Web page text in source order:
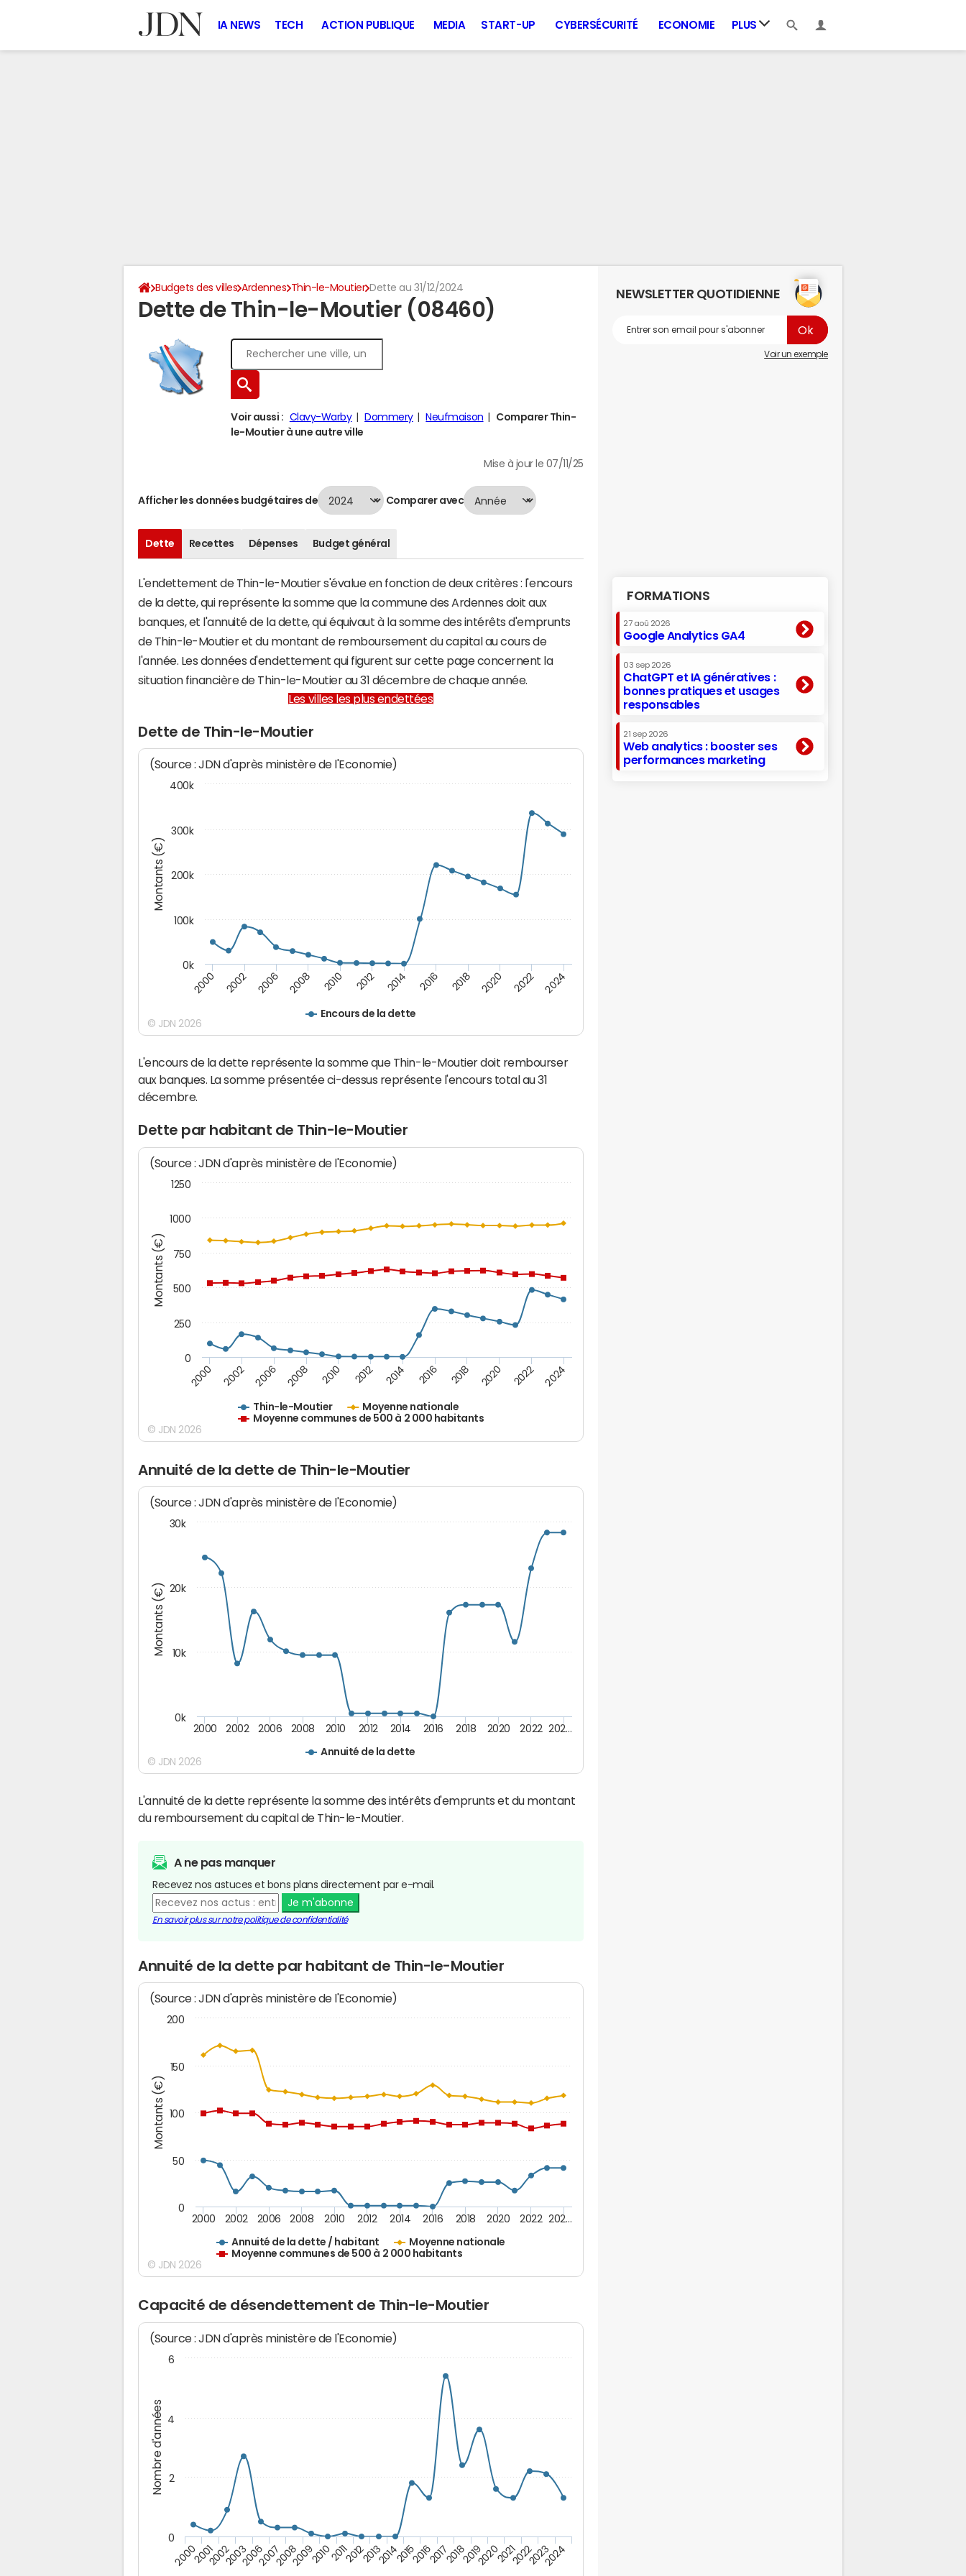
IA NEWS TECH ACTION PUBLIQUE MEDIA START-UP CYBERSÉCURITÉ ECONOMIE PLUS
Budgets des villes Ardennes Thin-le-Moutier Dette au 31/12/2024
Dette de Thin-le-Moutier (08460)
Voir aussi : Clavy-Warby Dommery Neufmaison
Comparer Thin-
le-Moutier à une autre ville
Mise à jour le 07/11/25
Afficher les données budgétaires de Comparer avec
Dette Recettes Dépenses Budget général
L'endettement de Thin-le-Moutier s'évalue en fonction de deux critères : l'encours
de la dette, qui représente la somme que la commune des Ardennes doit aux
banques, et l'annuité de la dette, qui équivaut à la somme des intérêts d'emprunts
de Thin-le-Moutier et du montant de remboursement du capital au cours de
l'année. Les données d'endettement qui figurent sur cette page concernent la
situation financière de Thin-le-Moutier au 31 décembre de chaque année.
Les villes les plus endettées
Dette de Thin-le-Moutier
Montants (€)
(Source : JDN d'après ministère de l'Economie)
Encours de la dette
2000 2002 2006 2008 2010 2012 2014 2016 2018 2020 2022 2024
0k
100k
200k
300k
400k
© JDN 2026
L'encours de la dette représente la somme que Thin-le-Moutier doit rembourser
aux banques. La somme présentée ci-dessus représente l'encours total au 31
décembre.
Dette par habitant de Thin-le-Moutier
Montants (€)
(Source : JDN d'après ministère de l'Economie)
Thin-le-Moutier
Moyenne nationale
Moyenne communes de 500 à 2 000 habitants
2000 2002 2006 2008 2010 2012 2014 2016 2018 2020 2022 2024
0
250
500
750
1000
1250
© JDN 2026
Annuité de la dette de Thin-le-Moutier
Montants (€)
(Source : JDN d'après ministère de l'Economie)
Annuité de la dette
2000 2002 2006 2008 2010 2012 2014 2016 2018 2020 2022 202…
0k
10k
20k
30k
© JDN 2026
L'annuité de la dette représente la somme des intérêts d'emprunts et du montant
du remboursement du capital de Thin-le-Moutier.
A ne pas manquer
Recevez nos astuces et bons plans directement par e-mail.
Je m'abonne
En savoir plus sur notre politique de confidentialité
Annuité de la dette par habitant de Thin-le-Moutier
Montants (€)
(Source : JDN d'après ministère de l'Economie)
Annuité de la dette / habitant
Moyenne nationale
Moyenne communes de 500 à 2 000 habitants
2000 2002 2006 2008 2010 2012 2014 2016 2018 2020 2022 202…
0
50
100
150
200
© JDN 2026
Capacité de désendettement de Thin-le-Moutier
Nombre d'années
(Source : JDN d'après ministère de l'Economie)
20002001200220032006200720082009201020112012201320142015201620172018201920202021202220232024
0
2
4
6
NEWSLETTER QUOTIDIENNE
Voir un exemple
FORMATIONS
27 aoû 2026
Google Analytics GA4
03 sep 2026
ChatGPT et IA génératives :
bonnes pratiques et usages
responsables
21 sep 2026
Web analytics : booster ses
performances marketing